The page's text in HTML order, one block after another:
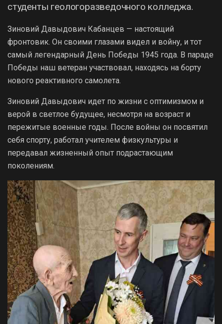
студенты геологоразведочного колледжа.
Зиновий Давыдович Кабанцев — настоящий
фронтовик. Он своими глазами видел и войну, и тот
самый легендарный День Победы 1945 года. В параде
Победы наш ветеран участвовал, находясь на борту
нового реактивного самолета.
Зиновий Давыдович идет по жизни с оптимизмом и
верой в светлое будущее, несмотря на возраст и
пережитые военные годы. После войны он посвятил
себя спорту, работал учителем физкультуры и
передавал жизненный опыт подрастающим
поколениям.